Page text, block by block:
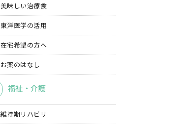
美味しい治療食
東洋医学の活用
在宅希望の方へ
お薬のはなし
福祉・介護
維持期リハビリ